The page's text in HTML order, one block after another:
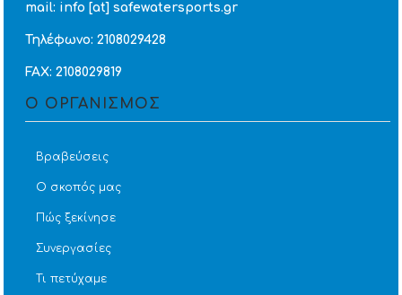
mail: info [at] safewatersports.gr
Τηλέφωνο: 2108029428
FAX: 2108029819
Ο ΟΡΓΑΝΙΣΜΟΣ
Βραβεύσεις
Ο σκοπός μας
Πώς ξεκίνησε
Συνεργασίες
Τι πετύχαμε